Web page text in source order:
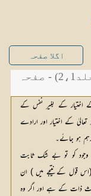
اگلا صفحہ
کتاب: منہاج السنہ النبویہ (جلد2،1) - صفحہ
اختیار کے بغیر نفس کے
کے اختیار اور ارادے
ہو جائے۔
وجود کو تو بے شک ثابت
قول کے نتیجے میں ) ان
ذات کے ہے اور اگر وہ